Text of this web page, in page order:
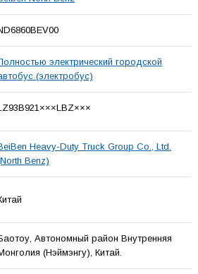
электрический городской
(электробус)
Heavy-Duty Truck Group Co., Ltd.
Benz)
Автономный район Внутренняя
(Нэймэнгу), Китай.